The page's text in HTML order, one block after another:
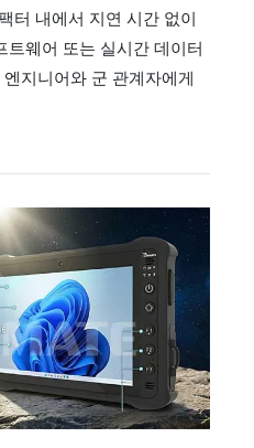
터 내에서 지연 시간 없이
트웨어 또는 실시간 데이터
지니어와 군 관계자에게